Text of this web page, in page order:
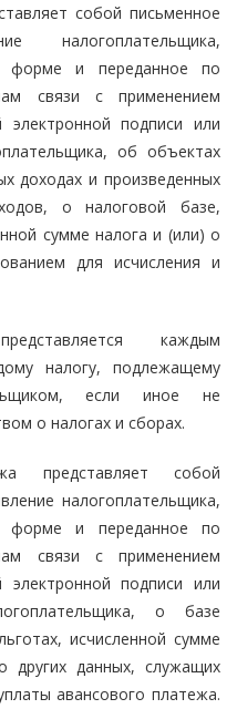
собой письменное
налогоплательщика,
форме и переданное по
связи с применением
электронной подписи или
об объектах
доходах и произведенных
о налоговой базе,
сумме налога и (или) о
для исчисления и
каждым
налогу, подлежащему
если иное не
о налогах и сборах.
представляет собой
налогоплательщика,
форме и переданное по
связи с применением
электронной подписи или
о базе
исчисленной сумме
других данных, служащих
авансового платежа.